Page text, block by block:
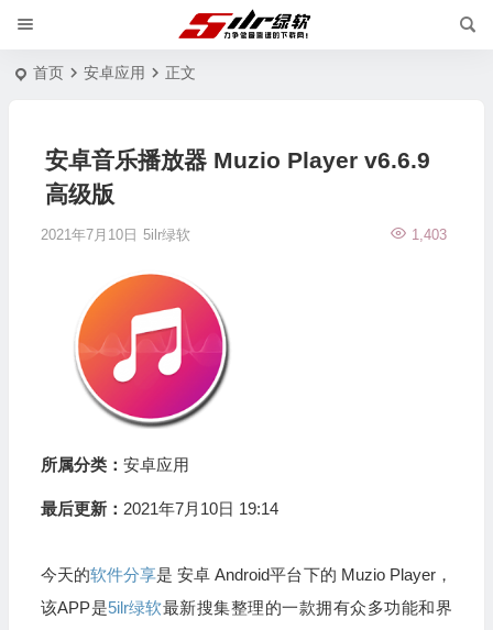
首页 安卓应用 正文
安卓音乐播放器 Muzio Player v6.6.9
高级版
2021年7月10日 5ilr绿软 1,403
所属分类： 安卓应用
最后更新： 2021年7月10日 19:14
今天的软件分享是 安卓 Android平台下的 Muzio Player，
该APP是5ilr绿软最新搜集整理的一款拥有众多功能和界